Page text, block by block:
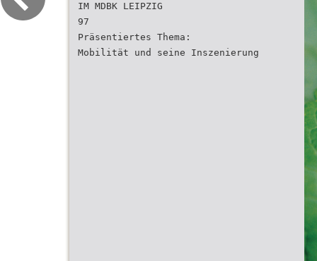
IM MDBK LEIPZIG
97
Präsentiertes Thema:
Mobilität und seine Inszenierung